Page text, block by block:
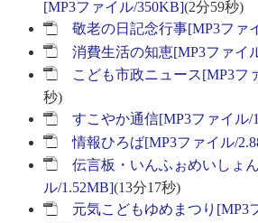
[MP3ファイル/350KB](2分59秒)
敬老の日記念行事[MP3ファ
消費生活の知恵[MP3ファイ
こども市政ニュース[MP3フ
秒)
すこやか通信[MP3ファイル/
情報ひろば[MP3ファイル/
伝言板・いんふぉめいしょ
ル/1.52MB](13分17秒)
元気こどもゆめまつり[MP3